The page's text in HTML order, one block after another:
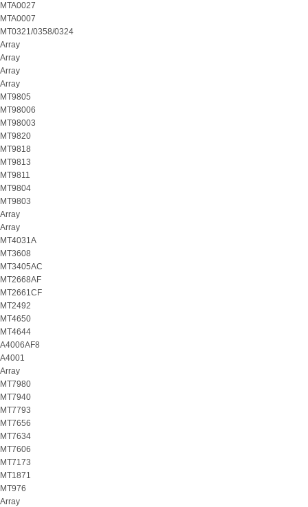
MTA0027
MTA0007
MT0321/0358/0324
Array
Array
Array
Array
MT9805
MT98006
MT98003
MT9820
MT9818
MT9813
MT9811
MT9804
MT9803
Array
Array
MT4031A
MT3608
MT3405AC
MT2668AF
MT2661CF
MT2492
MT4650
MT4644
A4006AF8
A4001
Array
MT7980
MT7940
MT7793
MT7656
MT7634
MT7606
MT7173
MT1871
MT976
Array